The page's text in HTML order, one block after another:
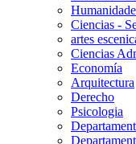
Ciencias -
artes
Ciencias
Economía
Arquitectura
Derecho
Psicologia